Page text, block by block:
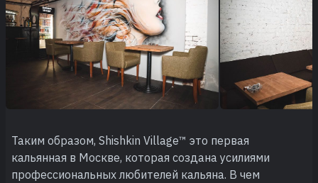
Таким образом, Shishkin Village™ это первая
кальянная в Москве, которая создана усилиями
профессиональных любителей кальяна. В чем